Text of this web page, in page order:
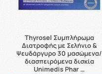
Thyrosel Συμπλήρωμα
Διατροφής με Σελήνιο &
Ψευδάργυρο 30 μασώμενα/
διασπειρόμενα δισκία
Unimedis Phar …